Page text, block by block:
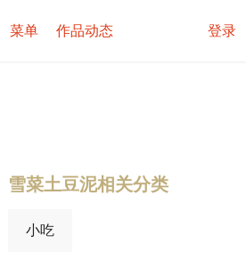
菜单 作品动态 登录
雪菜土豆泥相关分类
小吃